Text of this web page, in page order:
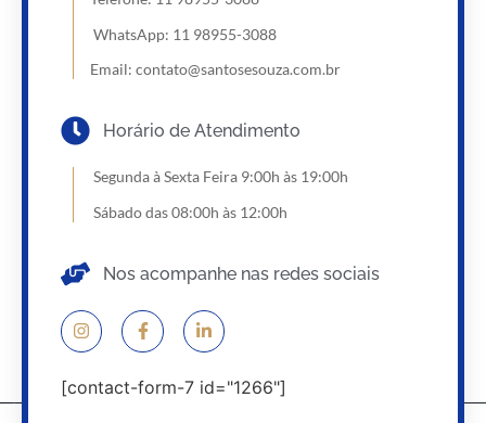
WhatsApp: 11 98955-3088
Email: contato@santosesouza.com.br
Horário de Atendimento
Segunda à Sexta Feira 9:00h às 19:00h
Sábado das 08:00h às 12:00h
Nos acompanhe nas redes sociais
[contact-form-7 id="1266"]